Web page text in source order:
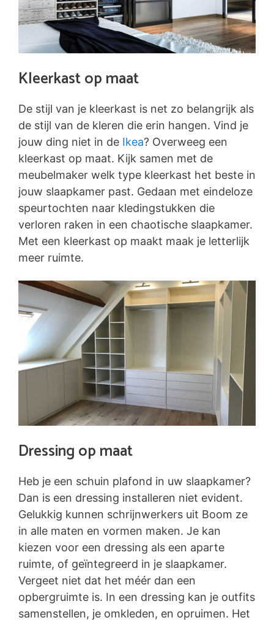
Kleerkast op maat
De stijl van je kleerkast is net zo belangrijk als
de stijl van de kleren die erin hangen. Vind je
jouw ding niet in de Ikea? Overweeg een
kleerkast op maat. Kijk samen met de
meubelmaker welk type kleerkast het beste in
jouw slaapkamer past. Gedaan met eindeloze
speurtochten naar kledingstukken die
verloren raken in een chaotische slaapkamer.
Met een kleerkast op maakt maak je letterlijk
meer ruimte.
Dressing op maat
Heb je een schuin plafond in uw slaapkamer?
Dan is een dressing installeren niet evident.
Gelukkig kunnen schrijnwerkers uit Boom ze
in alle maten en vormen maken. Je kan
kiezen voor een dressing als een aparte
ruimte, of geïntegreerd in je slaapkamer.
Vergeet niet dat het méér dan een
opbergruimte is. In een dressing kan je outfits
samenstellen, je omkleden, en opruimen. Het